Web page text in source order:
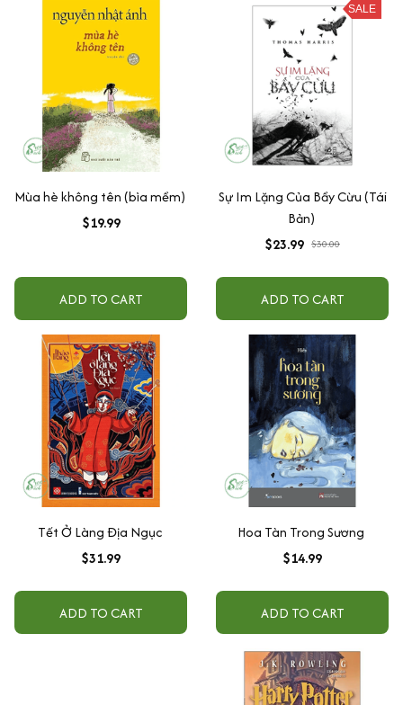
Mùa hè không tên (bìa mềm)
$19.99
ADD TO CART
SALE
Sự Im Lặng Của Bầy Cừu (Tái
Bản)
$23.99 $30.00
ADD TO CART
Tết Ở Làng Địa Ngục
$31.99
ADD TO CART
Hoa Tàn Trong Sương
$14.99
ADD TO CART